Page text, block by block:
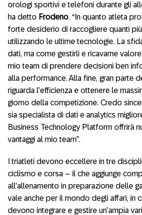
orologi sportivi e telefoni durante gli
ha detto Frodeno. “In quanto atleta
forte desiderio di raccogliere quanti
utilizzando le ultime tecnologie. La
dati, ma come gestirli e ricavarne
mio team di prendere decisioni ben
alla performance. Alla fine, gran parte
riguarda l’efficienza e ottenere le
giorno della competizione. Credo
sia specialista di dati e analytics
Business Technology Platform offrirà
vantaggi al mio team”.
I triatleti devono eccellere in tre
ciclismo e corsa – il che aggiunge
all’allenamento in preparazione delle
vale anche per il mondo degli affari, in
devono integrare e gestire un’ampia